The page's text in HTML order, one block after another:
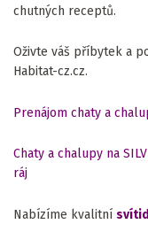
chutných receptů.
Oživte váš příbytek a
Habitat-cz.cz.
Prenájom chaty a
Chaty a chalupy na
ráj
Nabízíme kvalitní